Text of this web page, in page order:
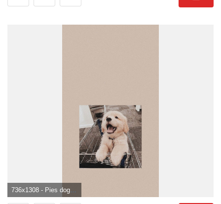
736x1308 - Pies dog wallpaper tapeta na telefon. Cute dog wallpaper, Dog wallpaper, Cute animal photo. Süße Hunde Hintergrundbild.